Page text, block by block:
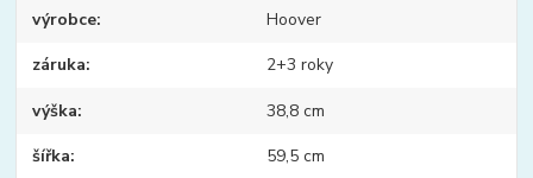
výrobce Hoover
záruka 2+3 roky
výška 38,8 cm
šířka 59,5 cm